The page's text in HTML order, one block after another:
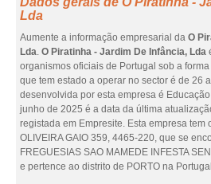
Lda
Aumente a informação empresarial da O
Lda. O Piratinha - Jardim De Infância, Lda
organismos oficiais de Portugal sob a
que tem estado a operar no sector é de 26
desenvolvida por esta empresa é
junho de 2025 é a data da última
registada em Empresite. Esta empresa tem
OLIVEIRA GAIO 359, 4465-220, que se
FREGUESIAS SAO MAMEDE INFESTA
e pertence ao distrito de PORTO na